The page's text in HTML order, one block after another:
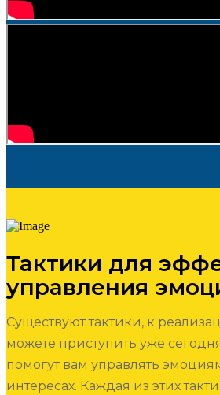
Тактики для
управления
Существуют тактики, к
можете приступить уже
помогут вам управлять
интересах. Каждая из этих